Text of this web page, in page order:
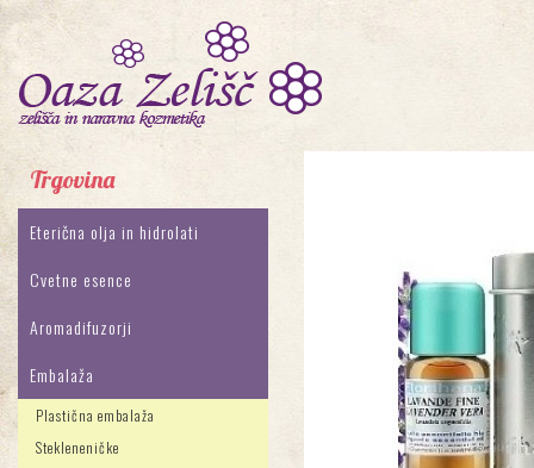
Trgovina
Eterična olja in hidrolati
Cvetne esence
Aromadifuzorji
Embalaža
Plastična embalaža
Stekleneničke